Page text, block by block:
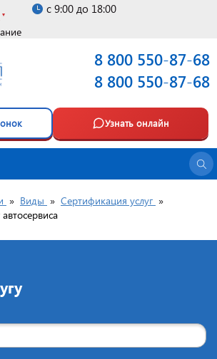
с 9:00 до 18:00
8 800 550-87-68
8 800 550-87-68
Узнать онлайн
» Виды » Сертификация услуг »